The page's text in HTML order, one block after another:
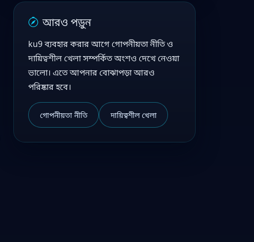
আরও পড়ুন
ku9 ব্যবহার করার আগে গোপনীয়তা নীতি ও
দায়িত্বশীল খেলা সম্পর্কিত অংশও দেখে নেওয়া
ভালো। এতে আপনার বোঝাপড়া আরও
পরিষ্কার হবে।
গোপনীয়তা নীতি দায়িত্বশীল খেলা